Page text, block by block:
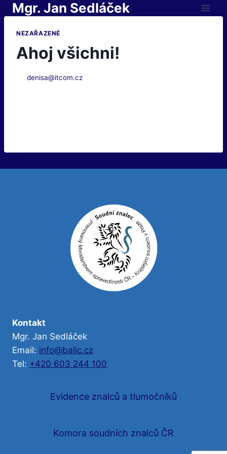
Mgr. Jan Sedláček
NEZAŘAZENÉ
Ahoj všichni!
denisa@itcom.cz
Kontakt
Mgr. Jan Sedláček
Email: info@balic.cz
Tel: +420 603 244 100
Evidence znalců a tlumočníků
Komora soudních znalců ČR